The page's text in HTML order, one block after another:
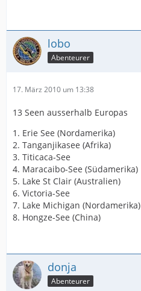
lobo
Abenteurer
17. März 2010 um 13:38
13 Seen ausserhalb Europas
1. Erie See (Nordamerika)
2. Tanganjikasee (Afrika)
3. Titicaca-See
4. Maracaibo-See (Südamerika)
5. Lake St Clair (Australien)
6. Victoria-See
7. Lake Michigan (Nordamerika)
8. Hongze-See (China)
donja
Abenteurer